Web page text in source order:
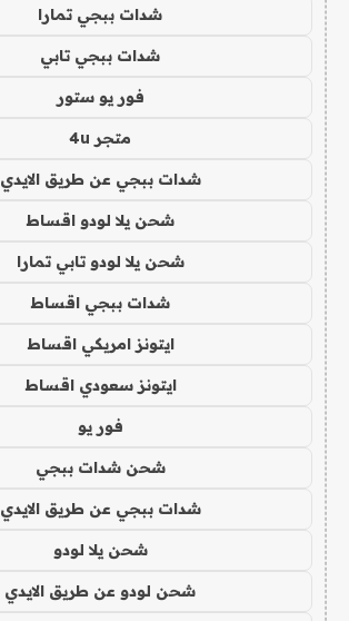
شدات ببجي تمارا
شدات ببجي تابي
فور يو ستور
متجر 4u
شدات ببجي عن طريق الايدي
شحن يلا لودو اقساط
شحن يلا لودو تابي تمارا
شدات ببجي اقساط
ايتونز امريكي اقساط
ايتونز سعودي اقساط
فور يو
شحن شدات ببجي
شدات ببجي عن طريق الايدي
شحن يلا لودو
شحن لودو عن طريق الايدي